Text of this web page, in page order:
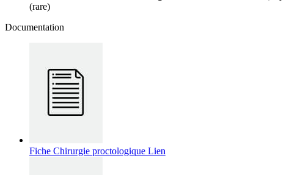
(rare)
Documentation
Fiche Chirurgie proctologique Lien